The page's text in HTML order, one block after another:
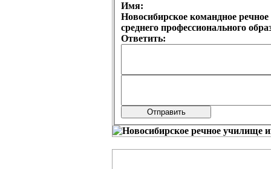
Имя:
Новосибирское командное
среднего профессионального
Ответить: